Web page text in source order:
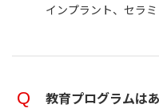
インプラント、セラ
教育プログラムは